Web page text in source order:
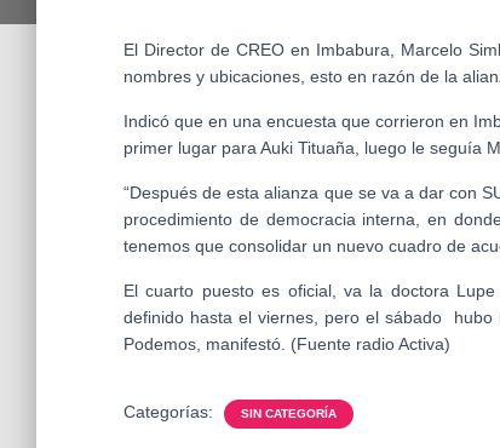
El Director de CREO en Imbabura, Marcelo
nombres y ubicaciones, esto en razón de la
Indicó que en una encuesta que corrieron en
primer lugar para Auki Tituaña, luego le seguía
“Después de esta alianza que se va a dar con
procedimiento de democracia interna, en
tenemos que consolidar un nuevo cuadro de
El cuarto puesto es oficial, va la doctora
definido hasta el viernes, pero el sábado
Podemos, manifestó. (Fuente radio Activa)
Categorías: SIN CATEGORÍA